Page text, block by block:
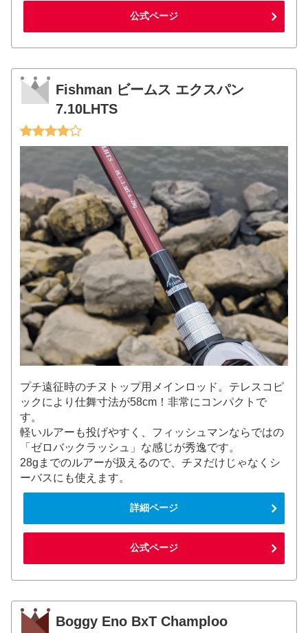
公式ページ
Fishman ビームス エクスパン
7.10LHTS
プチ遠征時のチヌトップ用メインロッド。テレスコピ
ックにより仕舞寸法が58cm！非常にコンパクトで
す。
軽いルアーも投げやすく、フィッシュマンならではの
「ゼロバックラッシュ」な感じが秀逸です。
28gまでのルアーが扱えるので、チヌだけじゃなくシ
ーバスにも使えます。
詳細ページ
公式ページ
Boggy Eno BxT Champloo